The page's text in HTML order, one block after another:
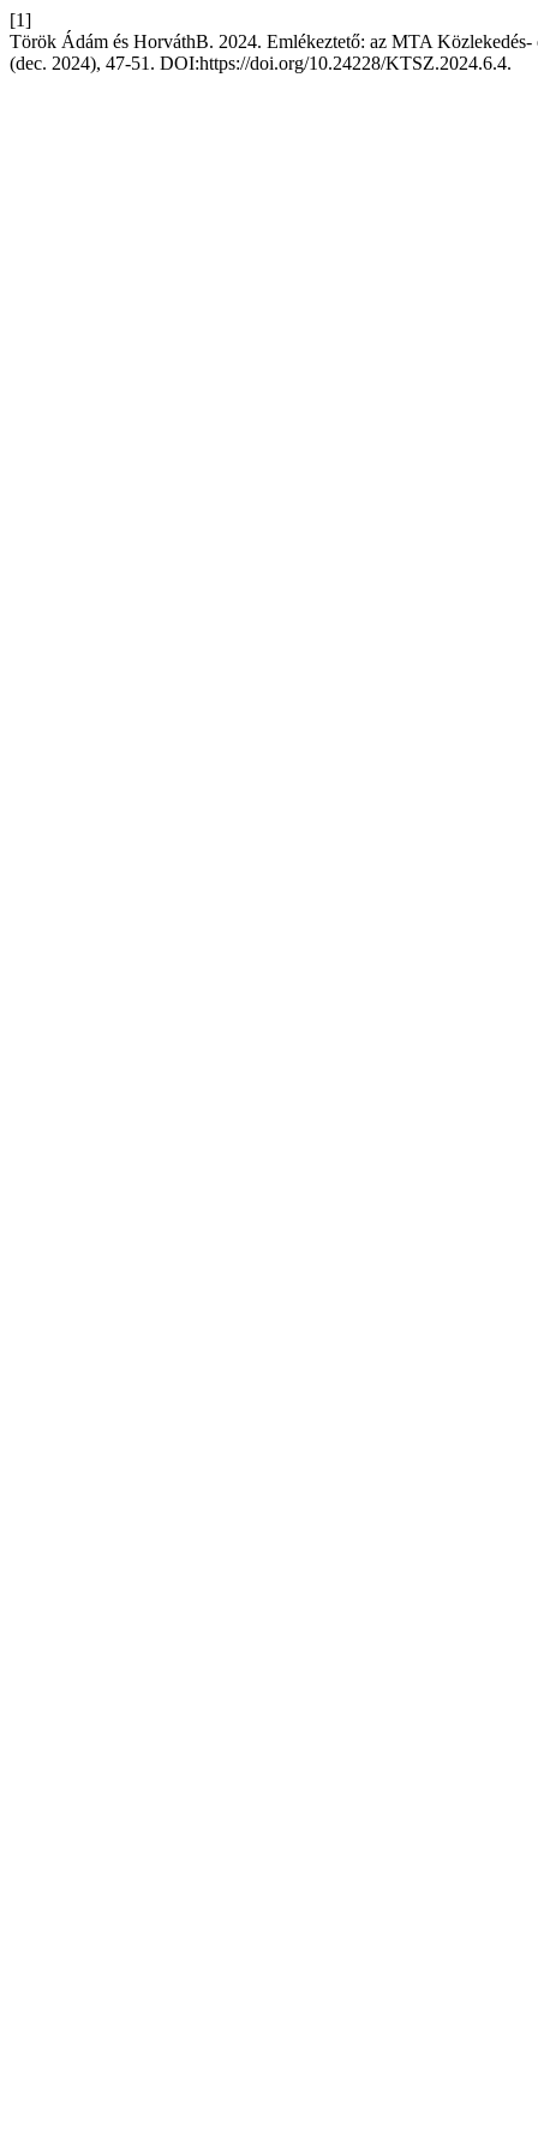
[1]
Török Ádám és HorváthB. 2024. Emlékeztető: az MTA
(dec. 2024), 47-51. DOI:https://doi.org/10.24228/KTSZ.2024.6.4.